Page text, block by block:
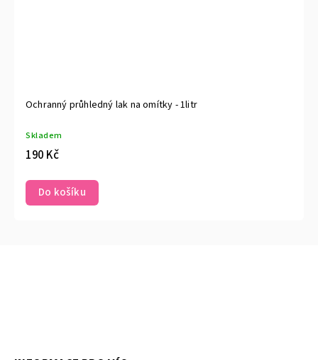
Ochranný průhledný lak na omítky - 1litr
Skladem
190 Kč
Do košíku